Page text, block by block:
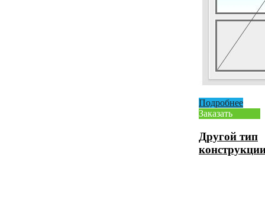
Подробнее
Заказать
Другой тип